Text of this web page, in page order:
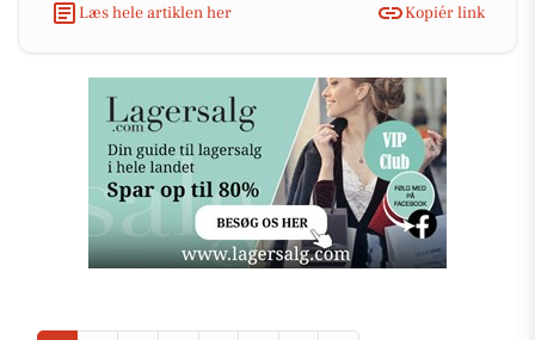
Læs hele artiklen her
Kopiér link